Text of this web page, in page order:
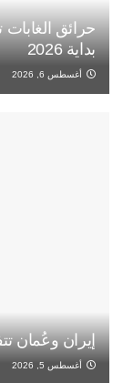
بداية 2026
أغسطس 6, 2026
إيران وعُمان
أغسطس 5, 2026